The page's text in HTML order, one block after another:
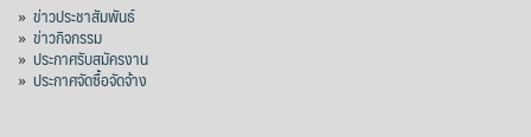
» ข่าวประชาสัมพันธ์
» ข่าวกิจกรรม
» ประกาศรับสมัครงาน
» ประกาศจัดซื้อจัดจ้าง